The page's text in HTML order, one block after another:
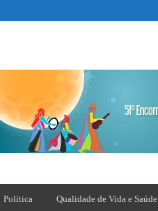
Política Qualidade de Vida e Saúde